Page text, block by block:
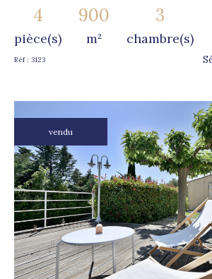
4
pièce(s)
900
m²
3
chambre(s)
Réf : 3123
vendu
voir le
bien